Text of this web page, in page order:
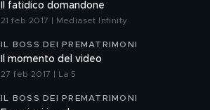
Il fatidico domandone
21 feb 2017 | Mediaset Infinity
IL BOSS DEI PREMATRIMONI
Il momento del video
27 feb 2017 | La 5
IL BOSS DEI PREMATRIMONI